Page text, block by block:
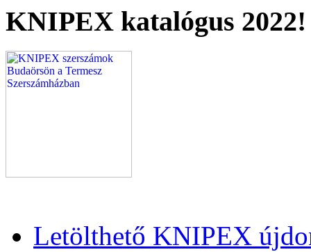
KNIPEX katalógus 2022!
Letölthető KNIPEX